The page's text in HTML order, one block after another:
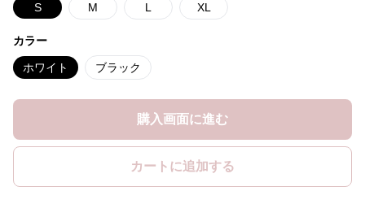
S M L XL
カラー
ホワイト ブラック
購入画面に進む
カートに追加する